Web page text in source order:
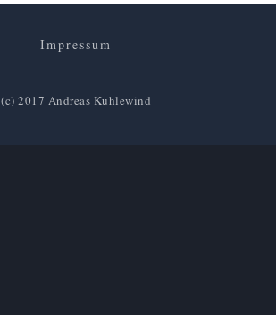
Impressum
(c) 2017 Andreas Kuhlewind